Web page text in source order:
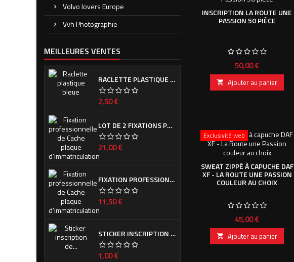
Volvo lovers Europe
Vvh Photographie
MEILLEURES VENTES
RACLETTE PLASTIQUE BLEUE (OU VERTE SUIVANT ARRIVAGE)
Prix
2,50 €
LOT DE 2 FIXATIONS PROFESSIONNELLES DE CACHE PLAQUE D'IMMATRICULATION
Prix
21,00 €
FIXATION PROFESSIONNELLE DE CACHE PLAQUE D'IMMATRICULATION
Prix
11,50 €
STICKER INSCRIPTION DE CALANDRE PEUGEOT POUR 308 PHASE I ET II
Prix
1,00 €
INSCRIPTION LA ROUTE UNE
PASSION 50 PIÈCE
Prix
50,00 €
 Ajouter au panier
Exclusivité web
SWEAT ZIPPÉ À CAPUCHE DAF
XF - LA ROUTE UNE PASSION
COULEUR AU CHOIX
Prix
45,00 €
 Ajouter au panier